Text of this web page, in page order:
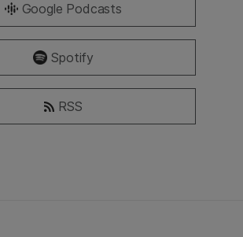
Google Podcasts
Spotify
RSS